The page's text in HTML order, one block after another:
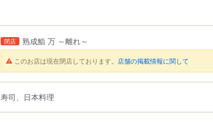
閉店 熟成鮨 万 ～離れ～
このお店は現在閉店しております。 店舗の掲載情報に関して
寿司、日本料理